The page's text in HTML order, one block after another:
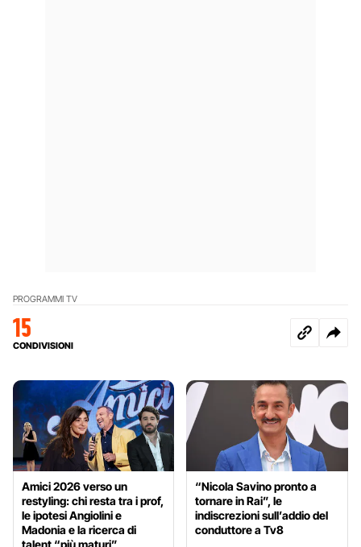
PROGRAMMI TV
15
CONDIVISIONI
Amici 2026 verso un
restyling: chi resta tra i prof,
le ipotesi Angiolini e
Madonia e la ricerca di
talent “più maturi”
“Nicola Savino pronto a
tornare in Rai”, le
indiscrezioni sull’addio del
conduttore a Tv8